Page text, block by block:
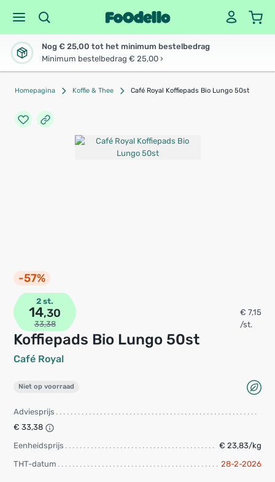
Nog € 25,00 tot het minimum bestelbedrag
Minimum bestelbedrag € 25,00 ›
Homepagina Koffie & Thee Café Royal Koffiepads Bio Lungo 50st
-57%
Koffiepads Bio Lungo 50st
Café Royal
2 st.
14,30
33,38
€ 7,15
/st.
Niet op voorraad
Adviesprijs
€ 33,38
Eenheidsprijs
€ 23,83/kg
THT-datum
28-2-2026